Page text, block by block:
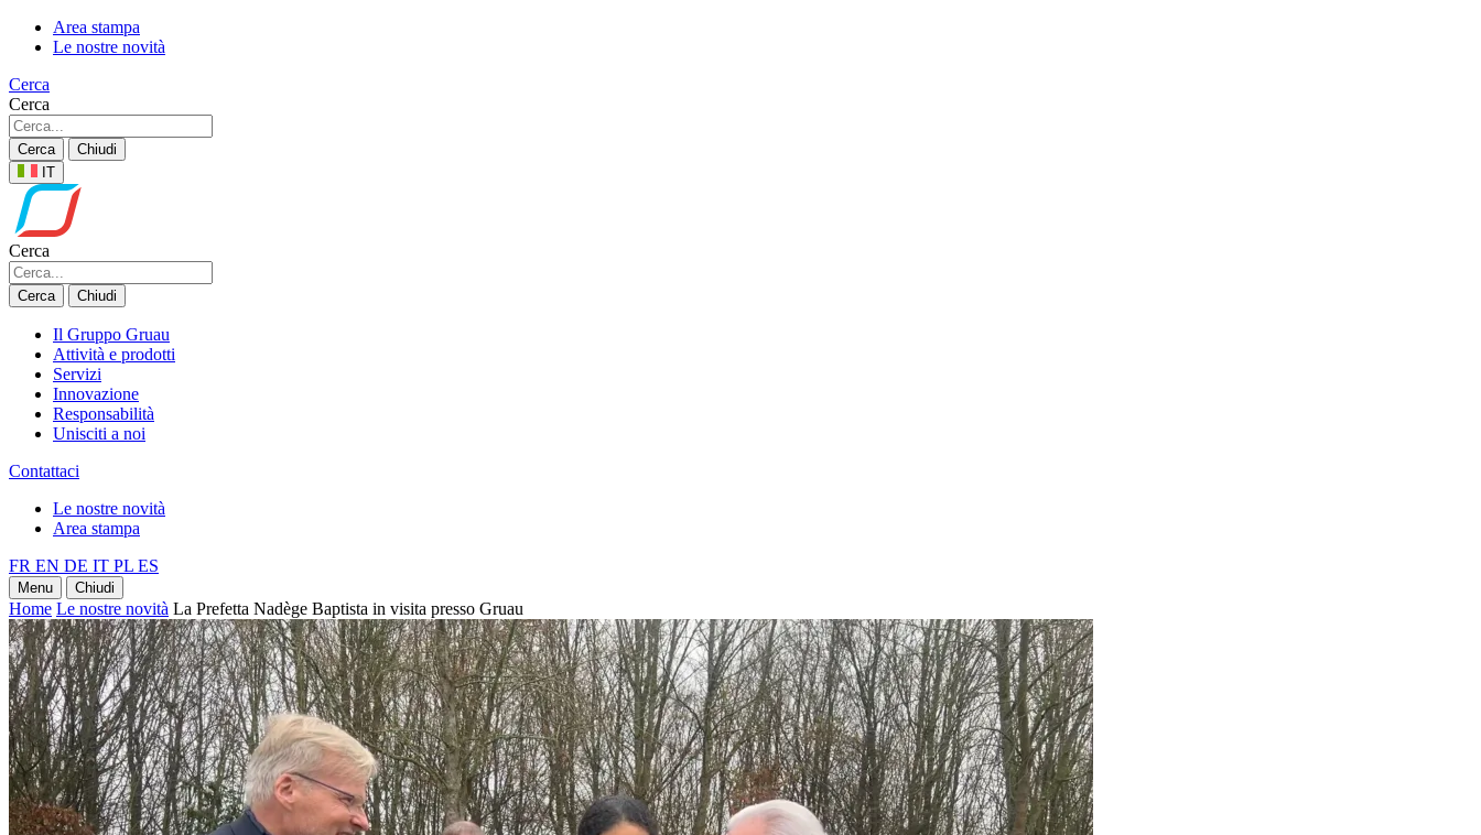
Area stampa
Le nostre novità
Cerca
Cerca
Cerca
Chiudi
IT
Cerca
Cerca Chiudi
Il Gruppo Gruau
Attività e prodotti
Servizi
Innovazione
Responsabilità
Unisciti a noi
Contattaci
Le nostre novità
Area stampa
FR EN DE IT PL ES
Menu Chiudi
Home Le nostre novità La Prefetta Nadège Baptista in visita presso Gruau